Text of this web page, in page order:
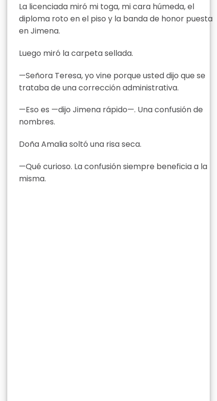
La licenciada miró mi toga, mi cara húmeda, el
diploma roto en el piso y la banda de honor puesta
en Jimena.
Luego miró la carpeta sellada.
—Señora Teresa, yo vine porque usted dijo que se
trataba de una corrección administrativa.
—Eso es —dijo Jimena rápido—. Una confusión de
nombres.
Doña Amalia soltó una risa seca.
—Qué curioso. La confusión siempre beneficia a la
misma.